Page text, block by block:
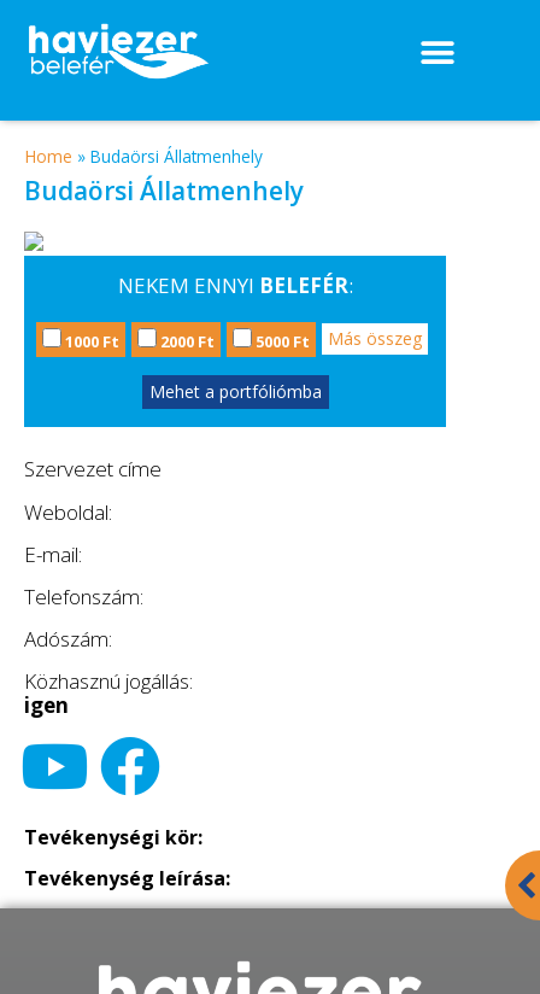
Home » Budaörsi Állatmenhely
Budaörsi Állatmenhely
NEKEM ENNYI BELEFÉR:
1000 Ft 2000 Ft 5000 Ft Más összeg
Mehet a portfóliómba
Szervezet címe
Weboldal:
E-mail:
Telefonszám:
Adószám:
Közhasznú jogállás:
igen
Tevékenységi kör:
Tevékenység leírása: